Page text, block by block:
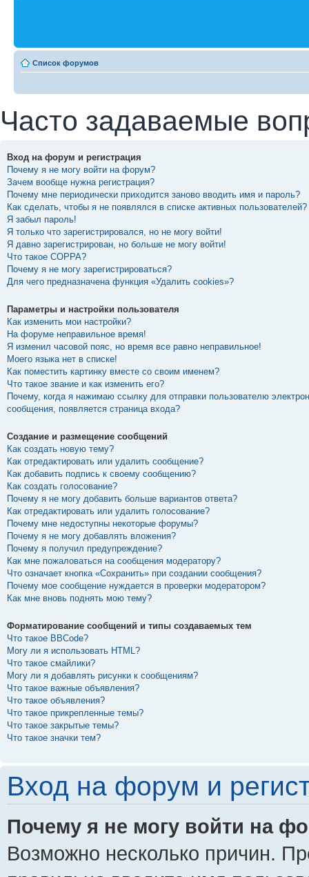
Список форумов
Часто задаваемые
Вход на форум и регистрация
Почему я не могу войти на форум?
Зачем вообще нужна регистрация?
Почему мне периодически приходится заново вводить имя и пароль?
Как сделать, чтобы я не появлялся в списке активных пользователей?
Я забыл пароль!
Я только что зарегистрировался, но не могу войти!
Я давно зарегистрирован, но больше не могу войти!
Что такое COPPA?
Почему я не могу зарегистрироваться?
Для чего предназначена функция «Удалить cookies»?
Параметры и настройки пользователя
Как изменить мои настройки?
На форуме неправильное время!
Я изменил часовой пояс, но время все равно неправильное!
Моего языка нет в списке!
Как поместить картинку вместе со своим именем?
Что такое звание и как изменить его?
Почему, когда я нажимаю ссылку для отправки пользователю
сообщения, появляется страница входа?
Создание и размещение сообщений
Как создать новую тему?
Как отредактировать или удалить сообщение?
Как добавить подпись к своему сообщению?
Как создать голосование?
Почему я не могу добавить больше вариантов ответа?
Как отредактировать или удалить голосование?
Почему мне недоступны некоторые форумы?
Почему я не могу добавлять вложения?
Почему я получил предупреждение?
Как мне пожаловаться на сообщения модератору?
Что означает кнопка «Сохранить» при создании сообщения?
Почему мое сообщение нуждается в проверки модератором?
Как мне вновь поднять мою тему?
Форматирование сообщений и типы создаваемых тем
Что такое BBCode?
Могу ли я использовать HTML?
Что такое смайлики?
Могу ли я добавлять рисунки к сообщениям?
Что такое важные объявления?
Что такое объявления?
Что такое прикрепленные темы?
Что такое закрытые темы?
Что такое значки тем?
Вход на форум и
Почему я не могу войти на
Возможно несколько причин.